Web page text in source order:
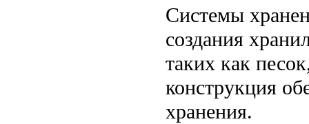
Системы
создания
таких как
конструкция
хранения.